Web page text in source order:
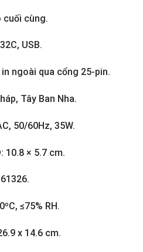
cuối cùng.
USB.
ngoài qua cổng 25-pin.
Tây Ban Nha.
50/60Hz, 35W.
10.8 × 5.7 cm.
≤75% RH.
x 14.6 cm.